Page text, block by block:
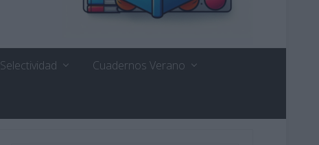
Selectividad Cuadernos Verano